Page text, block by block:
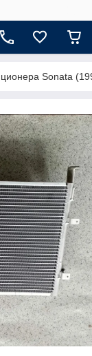
Sonata